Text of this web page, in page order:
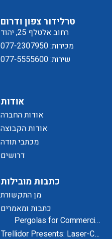
כתבות מובילות
מן התקשורת
כתבות ומאמרים
Pergolas for Commercial
Centers and Residential
Trellidor Presents: Laser-Cut
טרלידור צפון ודרום
רחוב אלטלף 25, יהוד
מכירות: 077-2307950
שירות: 077-5555600
אודות
אודות החברה
אודות הקבוצה
מכתבי תודה
דרושים